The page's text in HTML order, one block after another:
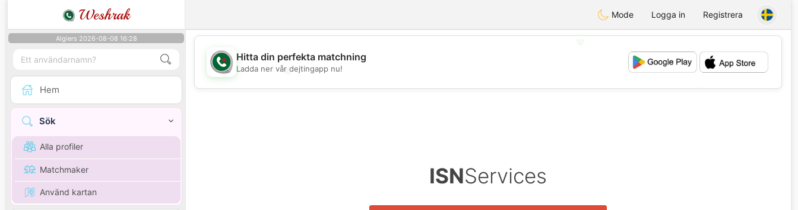
Weshrak Mode Logga in Registrera
Algiers 2026-08-08 16:28
Hem
Sök
Alla profiler
Matchmaker
Använd kartan
💖
💕
Hitta din perfekta matchning
Ladda ner vår dejtingapp nu!
ISNServices